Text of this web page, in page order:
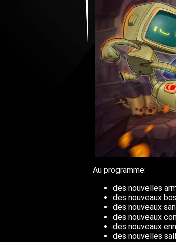
Au programme:
des nouvelles
des nouveaux
des nouveaux
des nouveaux
des nouveaux
des nouvelles